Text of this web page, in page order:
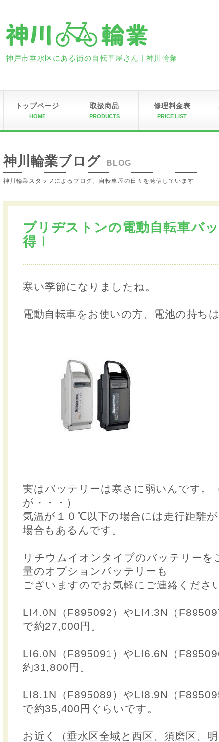
神戸市垂水区にある街の自転車屋さん | 神川輪業
トップページ
HOME
取扱商品
PRODUCTS
修理料金表
PRICE LIST
神川輪業ブログ BLOG
神川輪業スタッフによるブログ。自転車屋の日々を発信しています！
ブリヂストンの電動自転車バ
得！
寒い季節になりましたね。
電動自転車をお使いの方、電池の持ち
実はバッテリーは寒さに弱いんです。
が・・・）
気温が１０℃以下の場合には走行距離
場合もあるんです。
リチウムイオンタイプのバッテリーを
量のオプションバッテリーも
ございますのでお気軽にご連絡くださ
LI4.0N（F895092）やLI4.3N（
で約27,000円。
LI6.0N（F895091）やLI6.6N（
約31,800円。
LI8.1N（F895089）やLI8.9N（
で約35,400円ぐらいです。
お近く（垂水区全域と西区、須磨区、